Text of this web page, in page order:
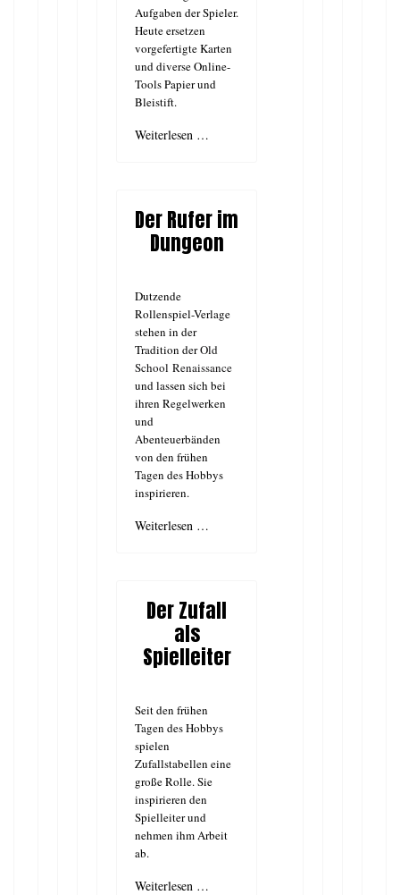
Aufgaben der Spieler.
Heute ersetzen
vorgefertigte Karten
und diverse Online-
Tools Papier und
Bleistift.
Weiterlesen …
Der Rufer im
Dungeon
Dutzende
Rollenspiel-Verlage
stehen in der
Tradition derOld
School Renaissance
und lassen sich bei
ihren Regelwerken
und
Abenteuerbänden
von den frühen
Tagen des Hobbys
inspirieren.
Weiterlesen …
Der Zufall
als
Spielleiter
Seit den frühen
Tagen des Hobbys
spielen
Zufallstabellen eine
große Rolle. Sie
inspirieren den
Spielleiter und
nehmen ihm Arbeit
ab.
Weiterlesen …